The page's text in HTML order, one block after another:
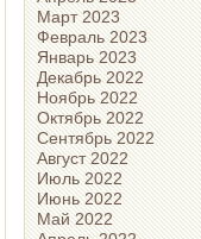
Март 2023
Февраль 2023
Январь 2023
Декабрь 2022
Ноябрь 2022
Октябрь 2022
Сентябрь 2022
Август 2022
Июль 2022
Июнь 2022
Май 2022